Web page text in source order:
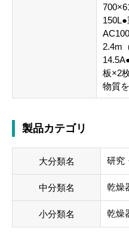
2.4m
板×2
物質
製品カテゴリ
大分類名 研究
中分類名 乾燥
小分類名 乾燥